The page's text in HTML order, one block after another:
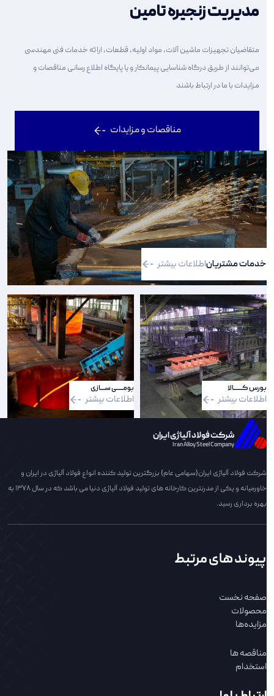
مدیریت زنجیره تامین
متقاضیان تجهیزات ماشین آلات، مواد اولیه، قطعات، ارائه خدمات فنی مهندسی
می‌توانند از طریق درگاه شناسایی پیمانکار و یا پایگاه اطلاع رسانی مناقصات و
مزایدات با ما در ارتباط باشند
مناقصات و مزایدات
خدمات مشتریاناطلاعات بیشتر
بورس کـــــــالا
اطلاعات بیشتر
بومـــــی ســــازی
اطلاعات بیشتر
شرکت فولاد آلیاژی ایران
Iran Alloy Steel Company
شرکت فولاد آلیاژی ایران(سهامی عام) بزرگترین تولید کننده انواع فولاد آلیاژی در ایران و
خاورمیانه و یکی از مدرنترین کارخانه های تولید فولاد آلیاژی دنیا می باشد که در سال 1378 به
بهره برداری رسید.
پیوند های مرتبط
صفحه نخست
محصولات
مزایده‌ها
مناقصه ها
استخدام